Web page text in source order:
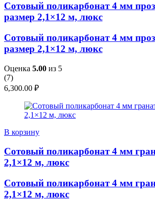
Сотовый поликарбонат 4 мм
размер 2,1×12 м, люкс
Сотовый поликарбонат 4 мм
размер 2,1×12 м, люкс
Оценка 5.00 из 5
(7)
6,300.00 ₽
В корзину
Сотовый поликарбонат 4 мм
2,1×12 м, люкс
Сотовый поликарбонат 4 мм
2,1×12 м, люкс